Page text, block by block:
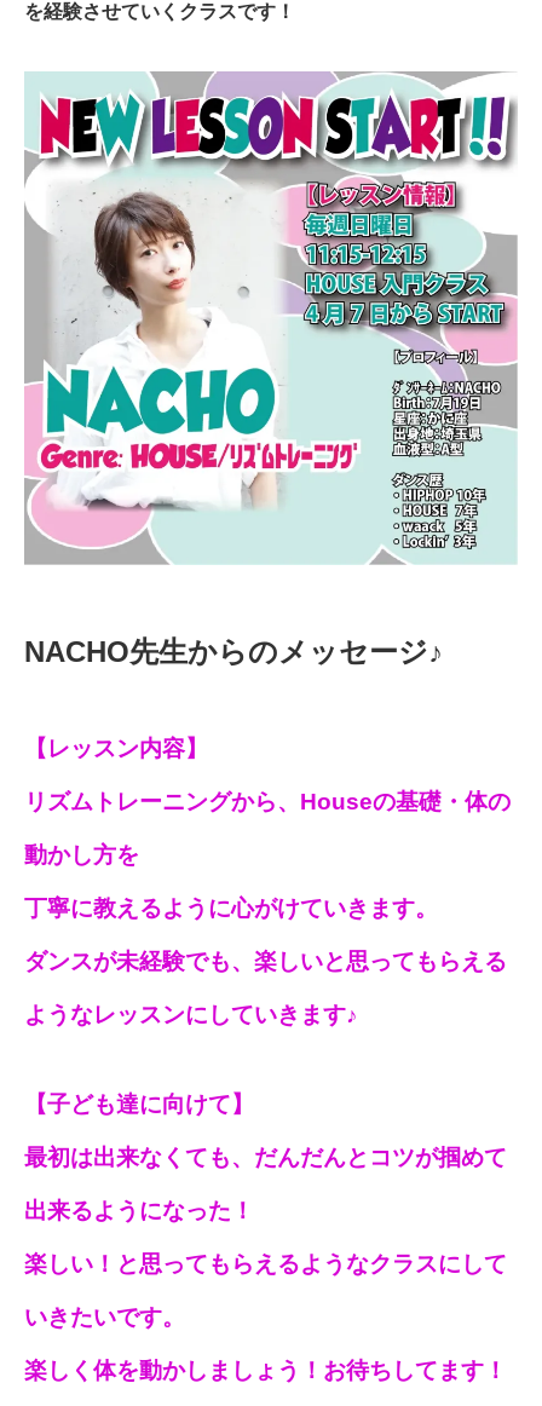
を経験させていくクラスです！
NACHO先生からのメッセージ♪
【レッスン内容】
リズムトレーニングから、Houseの基礎・体の
動かし方を
丁寧に教えるように心がけていきます。
ダンスが未経験でも、楽しいと思ってもらえる
ようなレッスンにしていきます♪
【子ども達に向けて】
最初は出来なくても、だんだんとコツが掴めて
出来るようになった！
楽しい！と思ってもらえるようなクラスにして
いきたいです。
楽しく体を動かしましょう！お待ちしてます！